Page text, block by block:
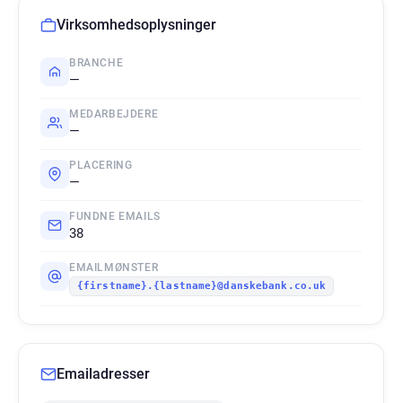
Virksomhedsoplysninger
BRANCHE
—
MEDARBEJDERE
—
PLACERING
—
FUNDNE EMAILS
38
EMAILMØNSTER
{firstname}.{lastname}@danskebank.co.uk
Emailadresser